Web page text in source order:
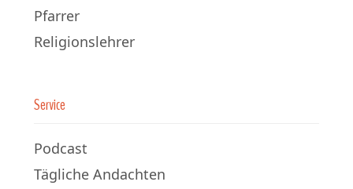
Pfarrer
Religionslehrer
Service
Podcast
Tägliche Andachten